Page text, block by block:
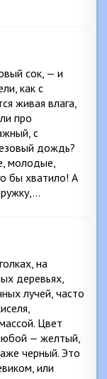
сок, — и
как с
живая влага,
про
с
дождь?
молодые,
бы хватило! А
на
деревьях,
лучей, часто
Цвет
— желтый,
черный. Это
или